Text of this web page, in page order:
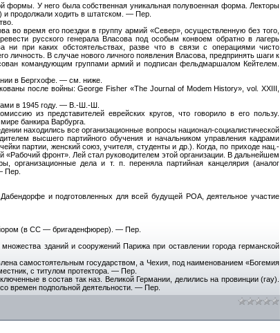
формы. У него была собственная уникальная полувоенная форма. Лекторы
продолжали ходить в штатском. — Пер.
во время его поездки в группу армий «Север», осуществленную без того,
русского генерала Власова под особым конвоем обратно в лагерь
при каких обстоятельствах, разве что в связи с операциями чисто
личность. В случае нового личного появления Власова, предпринять шаги к
командующим группами армий и подписан фельдмаршалом Кейтелем.
в Бергхофе. — см. ниже.
после войны: George Fisher «The Journal of Modem History», vol. XXIII,
в 1945 году. — В.-Ш.-Ш.
из представителей еврейских кругов, что говорило в его пользу.
банкира Варбурга.
находились все организационные вопросы национал-социалистической
высшего партийного обучения и начальником управления кадрами
партии, женский союз, учителя, студенты и др.). Когда, по приходе нац.-
фронт». Лей стал руководителем этой организации. В дальнейшем
организационные дела и т. п. переняла партийная канцелярия (аналог
Пер.
и подготовленных для всей будущей РОА, деятельное участие
(в СС — бригаденфюрер). — Пер.
зданий и сооружений Парижа при оставлении города германской
самостоятельным государством, а Чехия, под наименованием «Богемия
с титулом протектора. — Пер.
в состав так наз. Великой Германии, делились на провинции (гау).
времен подпольной деятельности. — Пер.